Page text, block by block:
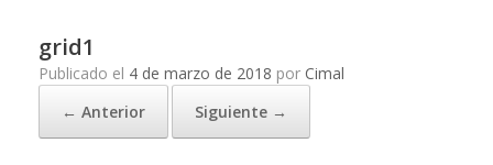
grid1
Publicado el 4 de marzo de 2018 por Cimal
← Anterior
Siguiente →